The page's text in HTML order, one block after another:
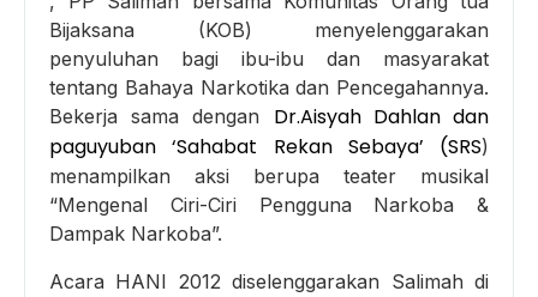
Bijaksana (KOB) menyelenggarakan
penyuluhan bagi ibu-ibu dan masyarakat
tentang Bahaya Narkotika dan Pencegahannya.
Bekerja sama dengan Dr.Aisyah Dahlan dan
paguyuban ‘Sahabat Rekan Sebaya’ (SRS)
menampilkan aksi berupa teater musikal
“Mengenal Ciri-Ciri Pengguna Narkoba &
Dampak Narkoba”.
Acara HANI 2012 diselenggarakan Salimah di